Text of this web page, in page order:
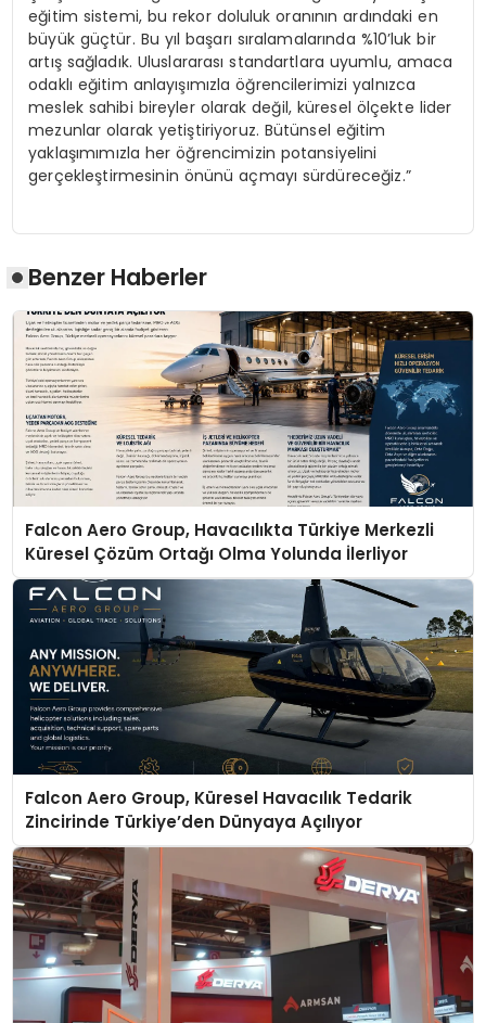
eğitim sistemi, bu rekor doluluk oranının ardındaki en
büyük güçtür. Bu yıl başarı sıralamalarında %10’luk bir
artış sağladık. Uluslararası standartlara uyumlu, amaca
odaklı eğitim anlayışımızla öğrencilerimizi yalnızca
meslek sahibi bireyler olarak değil, küresel ölçekte lider
mezunlar olarak yetiştiriyoruz. Bütünsel eğitim
yaklaşımımızla her öğrencimizin potansiyelini
gerçekleştirmesinin önünü açmayı sürdüreceğiz.”
Benzer Haberler
Falcon Aero Group, Havacılıkta Türkiye Merkezli
Küresel Çözüm Ortağı Olma Yolunda İlerliyor
Falcon Aero Group, Küresel Havacılık Tedarik
Zincirinde Türkiye’den Dünyaya Açılıyor